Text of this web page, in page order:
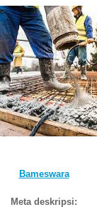
Bameswara
Meta deskripsi: